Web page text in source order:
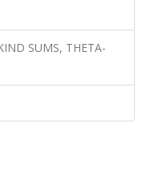
SUMS, THETA-